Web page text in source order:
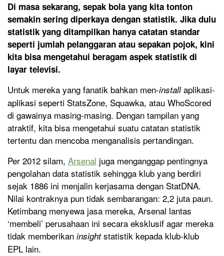
Di masa sekarang, sepak bola yang kita tonton
semakin sering diperkaya dengan statistik. Jika dulu
statistik yang ditampilkan hanya catatan standar
seperti jumlah pelanggaran atau sepakan pojok, kini
kita bisa mengetahui beragam aspek statistik di
layar televisi.
Untuk mereka yang fanatik bahkan men-installaplikasi-
aplikasi seperti StatsZone, Squawka, atau WhoScored
di gawainya masing-masing. Dengan tampilan yang
atraktif, kita bisa mengetahui suatu catatan statistik
tertentu dan mencoba menganalisis pertandingan.
Per 2012 silam, Arsenal juga menganggap pentingnya
pengolahan data statistik sehingga klub yang berdiri
sejak 1886 ini menjalin kerjasama dengan StatDNA.
Nilai kontraknya pun tidak sembarangan: 2,2 juta paun.
Ketimbang menyewa jasa mereka, Arsenal lantas
‘membeli’ perusahaan ini secara eksklusif agar mereka
tidak memberikan insightstatistik kepada klub-klub
EPL lain.